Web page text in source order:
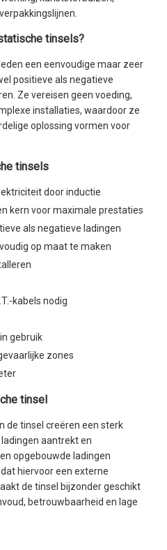
tinsels?
een eenvoudige maar zeer
positieve als negatieve
Ze vereisen geen voeding,
installaties, waardoor ze
oplossing vormen voor
tinsels
door inductie
kern voor maximale prestaties
als negatieve ladingen
op maat te maken
kabels nodig
gebruik
zones
tinsel
de tinsel creëren een sterk
aantrekt en
opgebouwde ladingen
hiervoor een externe
de tinsel bijzonder geschikt
betrouwbaarheid en lage